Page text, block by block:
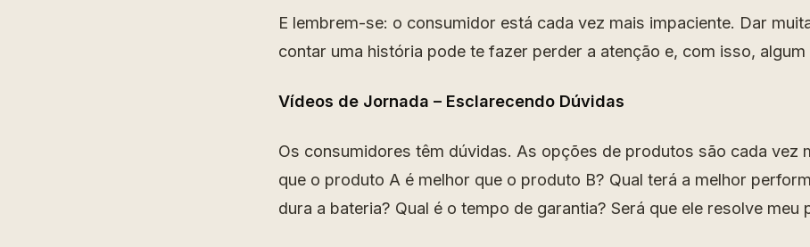
E lembrem-se: o consumidor está cada vez mais impaciente. Dar
contar uma história pode te fazer perder a atenção e, com isso, algum
Vídeos de Jornada – Esclarecendo Dúvidas
Os consumidores têm dúvidas. As opções de produtos são cada vez
que o produto A é melhor que o produto B? Qual terá a melhor
dura a bateria? Qual é o tempo de garantia? Será que ele resolve meu